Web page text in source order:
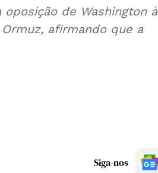
de Washington à
afirmando que a
Siga-nos